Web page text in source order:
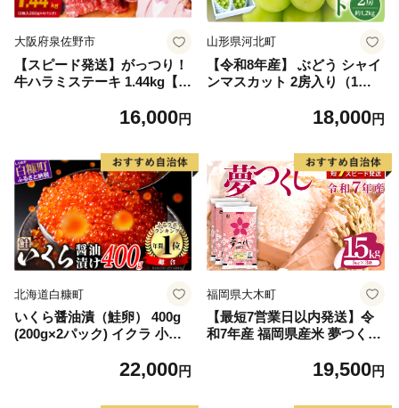
大阪府泉佐野市
【スピード発送】がっつり！
牛ハラミステーキ 1.44kg【氷
g×4パック 牛肉 すてーき 焼
16,000円
山形県河北町
【令和8年産】 ぶどう シャイ
ンマスカット 2房入り（1房6
産【山形eLab】 ka074-023-r
18,000円
北海道白糠町
いくら醤油漬（鮭卵） 400g
(200g×2パック) イクラ 小分
くら醤油漬け 鮭 鮭卵 ikura
22,000円
福岡県大木町
【最短7営業日以内発送】令
和7年産 福岡県産米 夢つくし
19,500円